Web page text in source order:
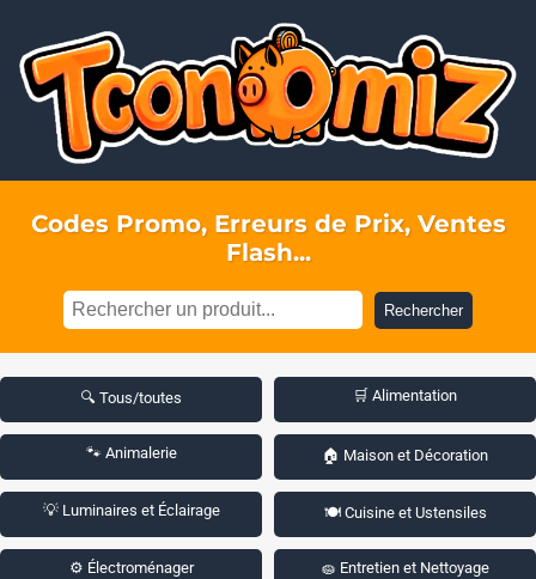
Codes Promo, Erreurs de Prix, Ventes
Flash...
Rechercher
🔍 Tous/toutes 🛒 Alimentation
🐾 Animalerie 🏠 Maison et Décoration
💡 Luminaires et Éclairage 🍽️ Cuisine et Ustensiles
⚙️ Électroménager 🧽 Entretien et Nettoyage